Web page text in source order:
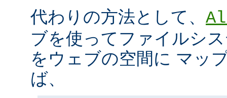
代わりの方法として、
ブを使ってファイルシ
をウェブの空間に マッ
ば、